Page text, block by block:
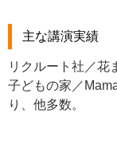
主な講演実績
リクルート社／花
子どもの家／
り、他多数。